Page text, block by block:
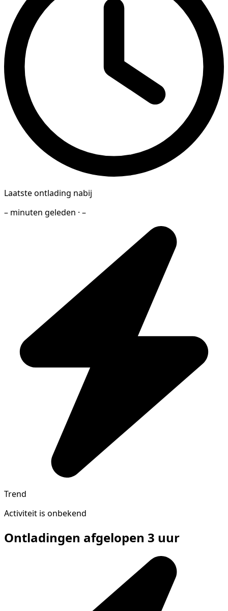
Laatste ontlading nabij
– minuten geleden · –
Trend
Activiteit is onbekend
Ontladingen afgelopen 3 uur